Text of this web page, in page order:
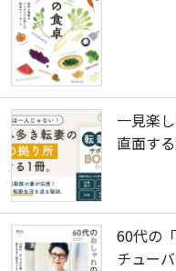
一見楽
直面す
60代の
チュー